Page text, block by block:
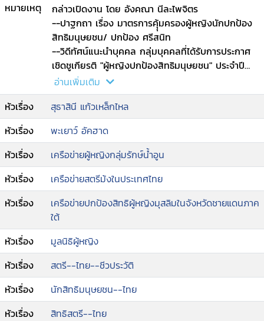
หมายเหตุ
กล่าวเปิดงาน โดย อังคณา นีละไพจิตร
--ปาฐกถา เรื่อง มาตรการคุุ้มครองผู้หญิงนักปกป้อง
สิทธิมนุษยชน/ ปกป้อง ศรีสนิท
--วิดีทัศน์แนะนำบุคคล กลุ่มบุคคลที่ได้รับการประกาศ
เชิดชูเกียรติ "ผู้หญิงปกป้องสิทธิมนุษยชน" ประจำปี
2562
--กล่าวแสดสงความยินดีต่อบุคคล กลุ่มบุคคลที่ได้รับ
การประกาศเชิดชูเกียรติ "ผู้หญิงนักปกป้องสิทธิมนุษย
ชน" ประจำปี 2562/ Katia Chirizzi
--พิธีมอบเกียรติบัตร เพื่อยกย่องเชิดชูเกียรติผู้หญิง
นักปกป้องสิทธิมนุษยชน สร้างขวัญและกำลังใจในการ
ขับเคลื่อนสังคมไทย
--อภิปรายเรื่อง การถอดบทเรียนจากประสบการณ์การ
ต่อสู้ของนักปกป้องสิทธิมนุษยชน/ หทัยรัตน์ พหลทัพ
--เครือข่ายผู้หญิงกลุ่มรักษ์น้ำอูน
--เครือข่ายสตรีม้งในประเทศไทย
--เครือข่ายปกป้องสิทธิผู้หญิงมุสลิมในจังหวัดชายแดน
ภาคใต้
--มูลนิธิผู้หญิง
--สุธาสินี แก้วเหล็กไหล
--พะเยาว์ อัคฮาด
--กล่าวปิดงาน โดย อังคณา นีละไพจิตร.
อ่านเพิ่มเติม
หัวเรื่อง
สุธาสินี แก้วเหล็กไหล
หัวเรื่อง
พะเยาว์ อัคฮาด
หัวเรื่อง
เครือข่ายผู้หญิงกลุ่มรักษ์น้ำอูน
หัวเรื่อง
เครือข่ายสตรีม้งในประเทศไทย
หัวเรื่อง
เครือข่ายปกป้องสิทธิผู้หญิงมุสลิมในจังหวัดชายแดนภาค
ใต้
หัวเรื่อง
มูลนิธิผู้หญิง
หัวเรื่อง
สตรี--ไทย--ชีวประวัติ
หัวเรื่อง
นักสิทธิมนุษยชน--ไทย
หัวเรื่อง
สิทธิสตรี--ไทย